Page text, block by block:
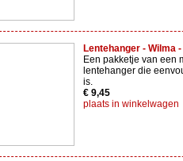
Lentehanger - Wilma -
Een pakketje van een
lentehanger die
is.
€ 9,45
plaats in winkelwagen